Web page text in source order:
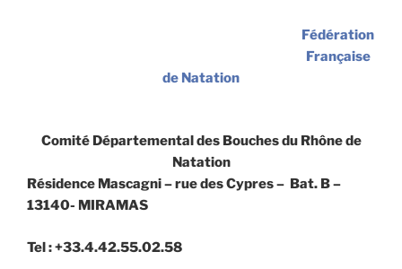
Fédération
Française
de Natation
Comité Départemental des Bouches du Rhône de
Natation
Résidence Mascagni – rue des Cypres – Bat. B –
13140- MIRAMAS
Tel : +33.4.42.55.02.58